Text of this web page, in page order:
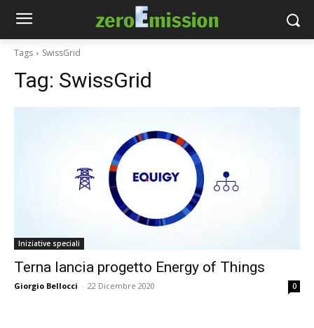
Tags SwissGrid
Tag: SwissGrid
Iniziative speciali
Terna lancia progetto Energy of Things
Giorgio Bellocci - 22 Dicembre 2020 0